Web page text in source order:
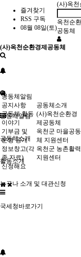
즐겨찾기
RSS 구독
08월 08일(토)
(사)옥천
옥천순
공동체
(사)옥천순환경제공동체
공동체알림
공동체소개
활동소개
누구나 소개 및 대관신청
국세청바로가기
공동체알림
공지사항
공동체 활동
이야기
기부금 및
운영 공개
정보창고(각
종 자료)
신청해요
공동체소개
(사)옥천순환경
제공동체
옥천군 마을공동
체 지원센터
옥천군 농촌활력
지원센터